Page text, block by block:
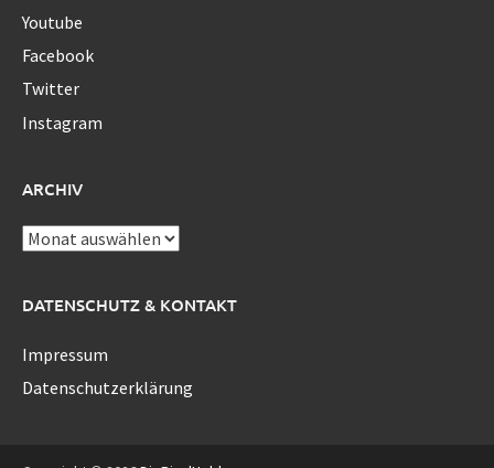
Youtube
Facebook
Twitter
Instagram
ARCHIV
Archiv
DATENSCHUTZ & KONTAKT
Impressum
Datenschutzerklärung